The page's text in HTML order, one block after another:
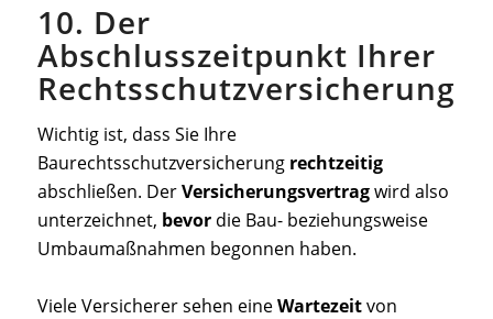
10. Der
Abschlusszeitpunkt Ihrer
Rechtsschutzversicherung
Wichtig ist, dass Sie Ihre
Baurechtsschutzversicherung rechtzeitig
abschließen. DerVersicherungsvertragwird also
unterzeichnet, bevordie Bau- beziehungsweise
Umbaumaßnahmen begonnen haben.
Viele Versicherer sehen eineWartezeitvon